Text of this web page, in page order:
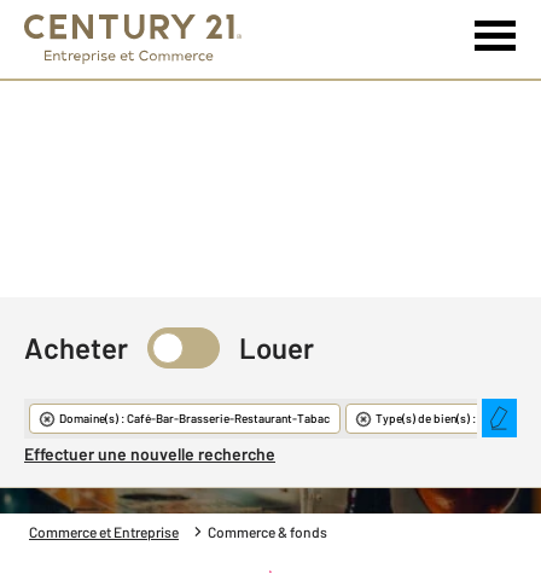
Commerce & Fonds
Acheter Louer
Domaine(s) : Café-Bar-Brasserie-Restaurant-Tabac Type(s) de bien(s) : Restaurant
Effectuer une nouvelle recherche
Commerce et Entreprise Commerce & fonds
Créer une alerte